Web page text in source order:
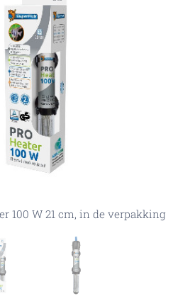
100 W 21 cm, in de verpakking
100 W 21 cm, in de verpakking
Heater 100 W 21 cm